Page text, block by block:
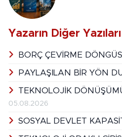
Yazarın Diğer Yazıları
BORÇ ÇEVİRME
PAYLAŞILAN BİR YÖN
TEKNOLOJİK
05.08.2026
SOSYAL DEVLET